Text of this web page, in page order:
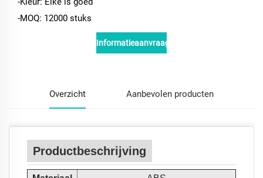
-MOQ: 12000 stuks
Informatieaanvraag
Overzicht Aanbevolen producten
Productbeschrijving